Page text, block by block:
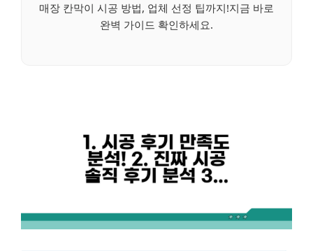
매장 칸막이 시공 방법, 업체 선정 팁까지!지금 바로
완벽 가이드 확인하세요.